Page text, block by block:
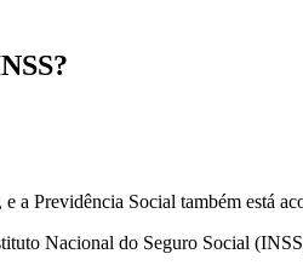
a Previdência Social também está
Nacional do Seguro Social